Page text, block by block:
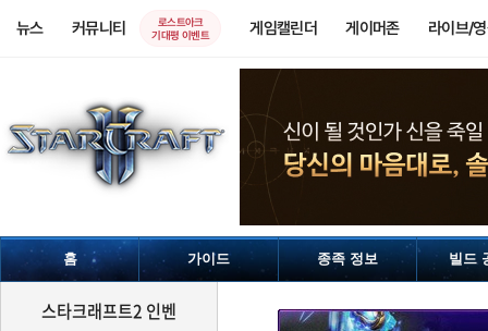
뉴스 커뮤니티
로스트아크
기대평 이벤트
게임캘린더 게이머존 라이브/
홈 가이드 종족 정보 빌드
스타크래프트2 인벤